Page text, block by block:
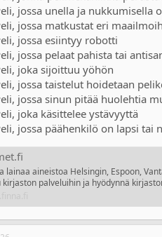
jossa unella ja nukkumisella
jossa matkustat eri
jossa esiintyy robotti
jossa pelaat pahista tai
joka sijoittuu yöhön
jossa taistelut hoidetaan
jossa sinun pitää huolehtia
joka käsittelee ystävyyttä
jossa päähenkilö on lapsi tai
lainaa aineistoa Helsingin, Espoon,
kirjaston palveluihin ja hyödynnä